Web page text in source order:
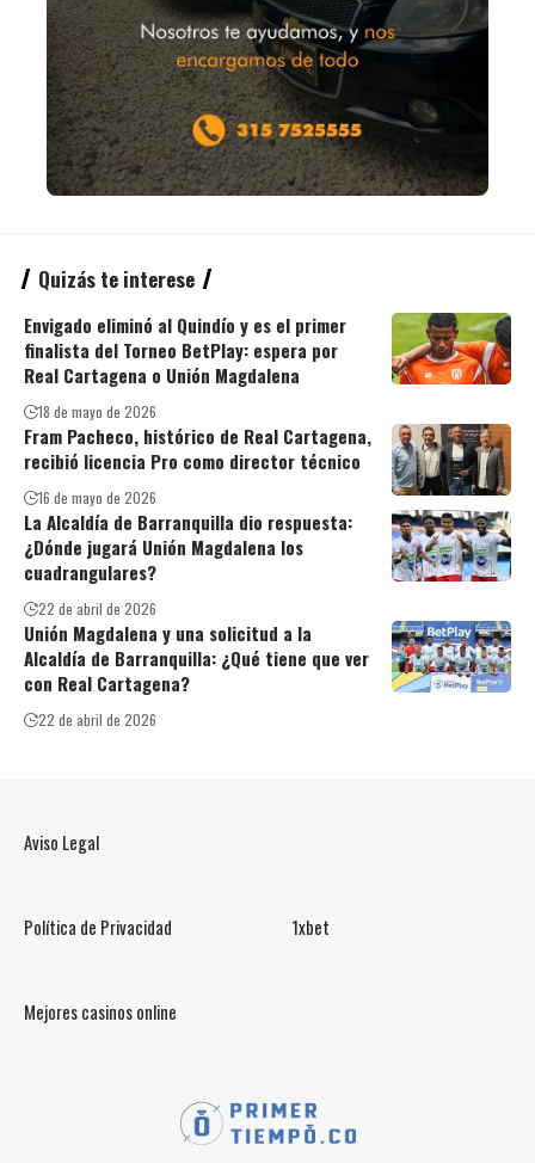
Quizás te interese
Envigado eliminó al Quindío y es el primer
finalista del Torneo BetPlay: espera por
Real Cartagena o Unión Magdalena
18 de mayo de 2026
Fram Pacheco, histórico de Real Cartagena,
recibió licencia Pro como director técnico
16 de mayo de 2026
La Alcaldía de Barranquilla dio respuesta:
¿Dónde jugará Unión Magdalena los
cuadrangulares?
22 de abril de 2026
Unión Magdalena y una solicitud a la
Alcaldía de Barranquilla: ¿Qué tiene que ver
con Real Cartagena?
22 de abril de 2026
Aviso Legal
Política de Privacidad 1xbet
Mejores casinos online